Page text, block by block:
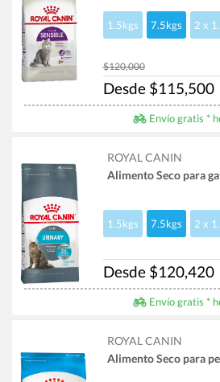
1.5kgs 7.5kgs 2 x
$120,000
Desde $115,500
Envío gratis *
ROYAL CANIN
Alimento Seco para
1.5kgs 7.5kgs 2 x
Desde $120,420
Envío gratis *
ROYAL CANIN
Alimento Seco para